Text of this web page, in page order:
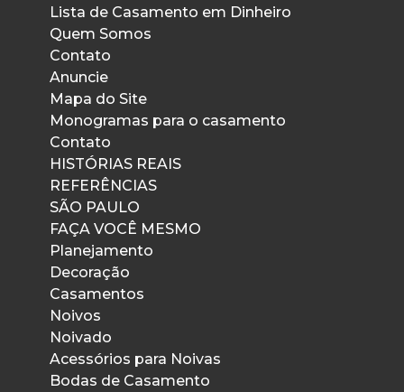
Lista de Casamento em Dinheiro
Quem Somos
Contato
Anuncie
Mapa do Site
Monogramas para o casamento
Contato
HISTÓRIAS REAIS
REFERÊNCIAS
SÃO PAULO
FAÇA VOCÊ MESMO
Planejamento
Decoração
Casamentos
Noivos
Noivado
Acessórios para Noivas
Bodas de Casamento